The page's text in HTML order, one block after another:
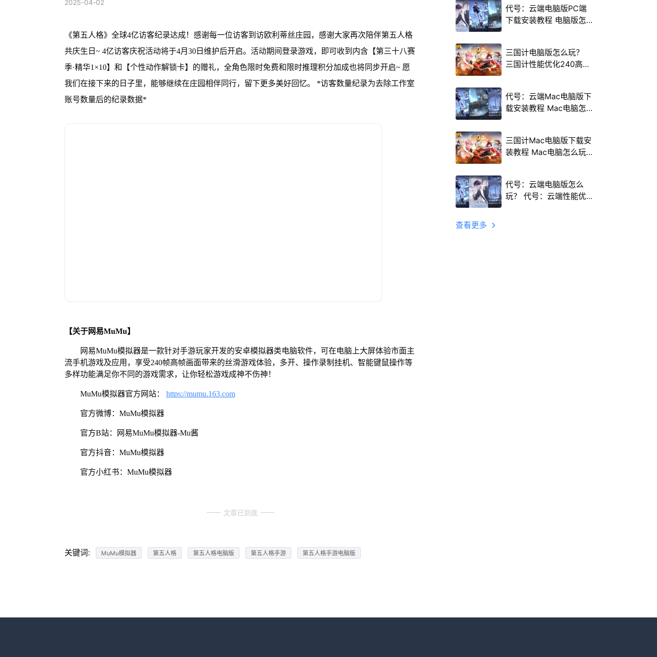
2025-04-02
《第五人格》全球4亿访客纪录达成！感谢每一位访客到访欧利蒂丝庄园，感谢大家再次陪伴第五人格
共庆生日~ 4亿访客庆祝活动将于4月30日维护后开启。活动期间登录游戏，即可收到内含【第三十八赛
季·精华1×10】和【个性动作解锁卡】的赠礼，全角色限时免费和限时推理积分加成也将同步开启~ 愿
我们在接下来的日子里，能够继续在庄园相伴同行，留下更多美好回忆。 *访客数量纪录为去除工作室
账号数量后的纪录数据*
【关于网易MuMu】
网易MuMu模拟器是一款针对手游玩家开发的安卓模拟器类电脑软件，可在电脑上大屏体验市面主
流手机游戏及应用，享受240帧高帧画面带来的丝滑游戏体验，多开、操作录制挂机、智能键鼠操作等
多样功能满足你不同的游戏需求，让你轻松游戏成神不伤神！
MuMu模拟器官方网站： https://mumu.163.com
官方微博：MuMu模拟器
官方B站：网易MuMu模拟器-Mu酱
官方抖音：MuMu模拟器
官方小红书：MuMu模拟器
文章已到底
关键词: MuMu模拟器 第五人格 第五人格电脑版 第五人格手游 第五人格手游电脑版
代号：云端电脑版PC端
下载安装教程 电脑版怎
三国计电脑版怎么玩？
三国计性能优化240高帧
代号：云端Mac电脑版下
载安装教程 Mac电脑怎
三国计Mac电脑版下载安
装教程 Mac电脑怎么玩
代号：云端电脑版怎么
玩？ 代号：云端性能优
查看更多